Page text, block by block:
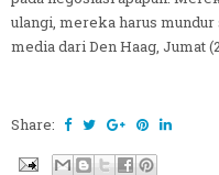
ulangi, mereka harus
media dari Den Haag, Jumat
Share: